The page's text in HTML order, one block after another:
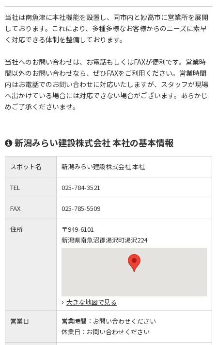
当社は南魚津に本社機能を設置し、同市内と妙高市に営業所を展開
しております。これにより、多種多様なお客様からのニーズに素早
く対応できる体制を整備しております。
当社へのお問い合わせは、お電話もしくはFAXが便利です。営業時
間以外のお問い合わせなら、ぜひFAXをご利用ください。営業時間
内はお電話でのお問い合わせに対応いたしますが、スタッフが現場
へ出かけている場合には対応できない場合がございます。あらかじ
めご了承くださいませ。
新潟みらい建設株式会社 本社の基本情報
スポット名 新潟みらい建設株式会社 本社
TEL 025-784-3521
FAX 025-785-5509
住所
〒949-6101
新潟県南魚沼郡湯沢町湯沢224
大きな地図で見る
営業日 営業時間： お問い合わせください
休業日： お問い合わせください